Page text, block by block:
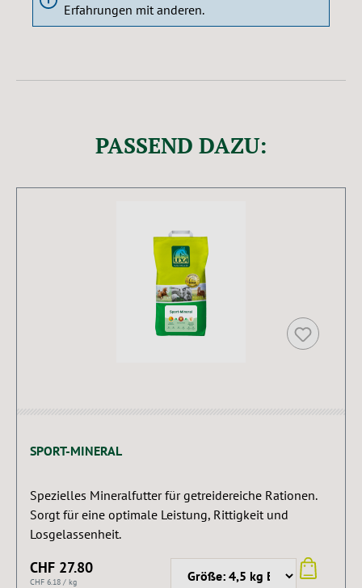
Erfahrungen mit anderen.
PASSEND DAZU:
SPORT-MINERAL
Spezielles Mineralfutter für getreidereiche Rationen.
Sorgt für eine optimale Leistung, Rittigkeit und
Losgelassenheit.
CHF 27.80
CHF 6.18 / kg